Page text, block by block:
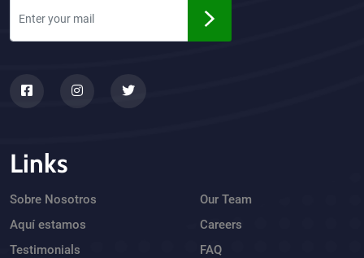
Links
Sobre Nosotros
Aquí estamos
Testimonials
Our Team
Careers
FAQ